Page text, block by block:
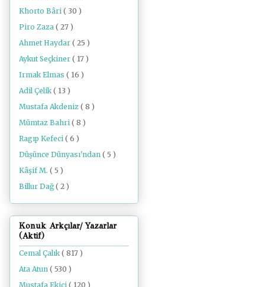
Khorto Bâri ( 30 )
Piro Zaza ( 27 )
Ahmet Haydar ( 25 )
Aykut Seçkiner ( 17 )
Irmak Elmas ( 16 )
Adil Çelik ( 13 )
Mustafa Akdeniz ( 8 )
Mümtaz Bahri ( 8 )
Ragıp Kefeci ( 6 )
Düşünce Dünyası'ndan ( 5 )
Kâşif M. ( 5 )
Billur Dağ ( 2 )
Konuk Arkçılar/ Yazarlar
(Aktif)
Cemal Çalık( 817 )
Ata Atun ( 530 )
Mustafa Ekici ( 120 )